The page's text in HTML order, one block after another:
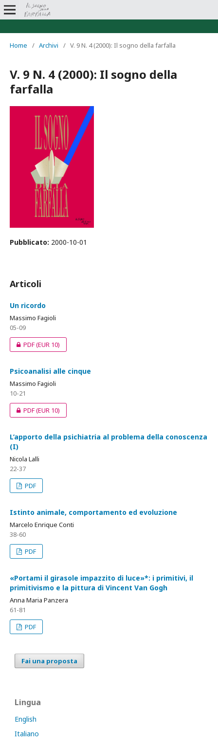
Home / Archivi / V. 9 N. 4 (2000): Il sogno della farfalla
V. 9 N. 4 (2000): Il sogno della
farfalla
Pubblicato: 2000-10-01
Articoli
Un ricordo
Massimo Fagioli
05-09
PDF(EUR 10)
Psicoanalisi alle cinque
Massimo Fagioli
10-21
PDF(EUR 10)
L’apporto della psichiatria al problema della conoscenza
(I)
Nicola Lalli
22-37
PDF
Istinto animale, comportamento ed evoluzione
Marcelo Enrique Conti
38-60
PDF
«Portami il girasole impazzito di luce»*: i primitivi, il
primitivismo e la pittura di Vincent Van Gogh
Anna Maria Panzera
61-81
PDF
Fai una proposta
Lingua
English
Italiano